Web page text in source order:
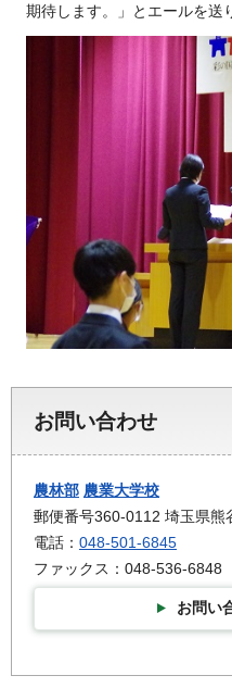
期待します。」と エールを送
お問い合わせ
農林部 農業大学校
郵便番号360-0112 埼玉県熊
電話： 048-501-6845
ファックス：048-536-6848
お問い